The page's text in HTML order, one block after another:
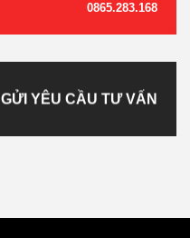
0865.283.168
GỬI YÊU CẦU TƯ VẤN